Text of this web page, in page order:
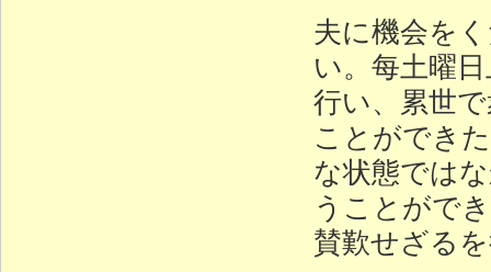
夫に機会を
い。每土曜
行い、累世
ことができ
な状態では
うことがで
賛歎せざる